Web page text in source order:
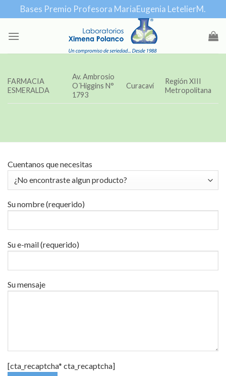
to
content
Bases Premio Profesora MariaEugenia LetelierM.
FARMACIA
ESMERALDA
Av. Ambrosio
O´Higgins N°
1793
Curacaví
Región XIII
Metropolitana
Cuentanos que necesitas
Su nombre (requerido)
Su e-mail (requerido)
Su mensaje
[cta_recaptcha* cta_recaptcha]